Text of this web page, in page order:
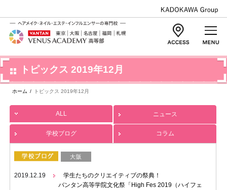
トピックス 2019年12月
ホーム / トピックス 2019年12月
ALL ニュース
学校ブログ コラム
大阪
2019.12.19
学生たちのクリエイティブの祭典！
バンタン高等学院文化祭「High Fes 2019（ハイフェ